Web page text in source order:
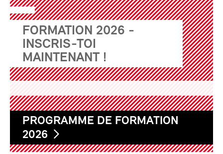
FORMATION 2026 -
INSCRIS-TOI
MAINTENANT !
PROGRAMME DE FORMATION
2026